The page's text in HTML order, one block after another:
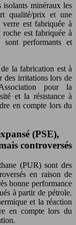
minéraux les
qualité/prix et une
est fabriquée à
est fabriquée à
performants et
la fabrication est à
des irritations lors de
pour la
et la résistance à
en compte lors du
(PSE),
controversés
(PUR) sont des
en raison de
bonne performance
à partir de pétrole.
et la réaction
en compte lors du